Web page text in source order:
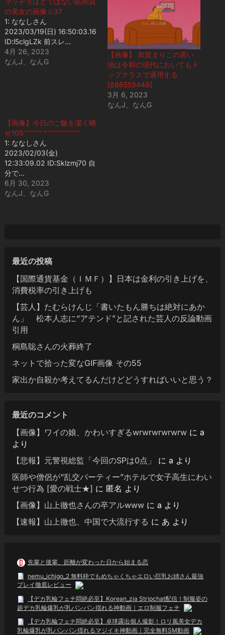
の美女の画像☆37
1: ななしさん
2023/03/19(日) 16:50:03.16
ID:l5clgLZk 前スレ…
4月 26, 2023
なんJ、なんG
【画像】 加賀まりこの若い
頃は令和の現代においてもト
ップクラスで通用する
[886559449]
3月 6, 2023
なんJ、なんG
【画像】今日のご飯を潔く晒
せ105''''''''' ''''''''''''''''''
1: ななしさん
2023/02/03(金)
12:33:09.02 ID:Sklzmj70 自
分で…
6月 30, 2023
なんJ、なんG
最近の投稿
【国際通貨基金（ＩＭＦ）】日本は金利の引き上げを、
消費税率の引き上げも
【芸人】たむらけんじ「書いたもん勝ちは絶対にあか
ん」 松本人志に“アテンド”と記された芸人の反論動画
引用
桐島聡さんの火葬終了
ネットで拾った変なGIF画像 その55
家出か自殺か考えてるんだけどどうすればいいと思う？
最近のコメント
【画像】ワイの娘、かわいすぎるwrwrwrwrwrwに a
より
【悲報】元警視総監「今回のSPは0点」
に a より
医師や僧侶が“乱交パーティー”ホテルで女子高生にわい
せつ行為 [愛の戦士★] に 匿名 より
【画像】山上徹也さんの卒アルwwwに a より
【速報】山上徹也、中国で大流行する に あ より
先輩と後輩、距離が変わった日から始まる恋
nemu_ichigo_2 無料枠でもめちゃくちゃエロい巨乳お姉さん最強
プレイ徹底レビュー
【デカ乳輪フェチ悶絶必至】Korean_zia Stripchat配信！制服姿の
超デカ乳輪爆乳が乳パンパン揺れる神動画｜エロ制服フェチ
【デカ乳輪フェチ悶絶必至】卓球露出個人撮影！ロリ風美女デカ
乳輪爆乳が乳パンパン揺れるマジイキ神動画｜完全無料SM動画